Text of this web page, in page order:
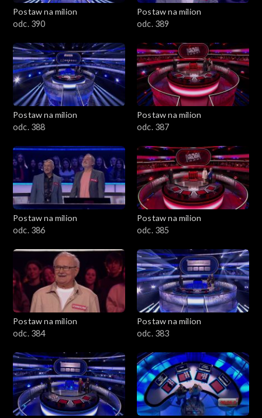
Postaw na milion
odc. 390
Postaw na milion
odc. 389
Postaw na milion
odc. 388
Postaw na milion
odc. 387
Postaw na milion
odc. 386
Postaw na milion
odc. 385
Postaw na milion
odc. 384
Postaw na milion
odc. 383